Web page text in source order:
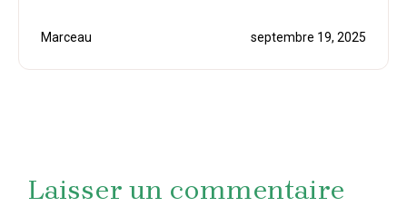
Marceau septembre 19, 2025
Laisser un commentaire